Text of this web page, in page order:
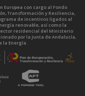
Europea con cargo al Fondo
Transformación y Resiliencia,
de incentivos ligados al
renovable, así como la
residencial del Ministerio
por la Junta de Andalucía,
la Energía.